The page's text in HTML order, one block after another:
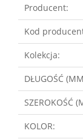
Producent:
Kod
Kolekcja:
DŁUGOŚĆ
SZEROKOŚĆ
KOLOR: